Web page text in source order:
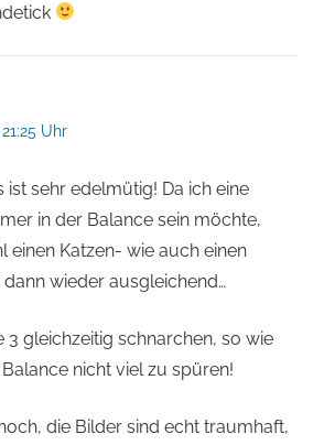
Uhr
ist sehr edelmütig! Da ich eine
in der Balance sein möchte,
einen Katzen- wie auch einen
wieder ausgleichend…
gleichzeitig schnarchen, so wie
nicht viel zu spüren!
die Bilder sind echt traumhaft,